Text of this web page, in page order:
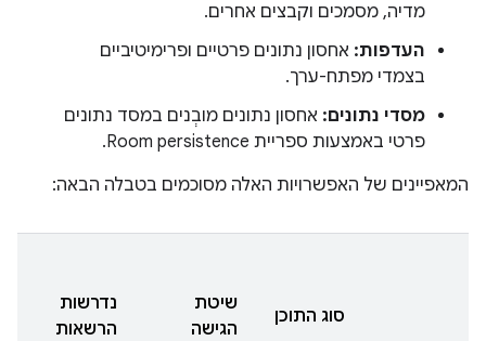
מדיה, מסמכים וקבצים אחרים.
העדפות: אחסון נתונים פרטיים ופרימיטיביים
בצמדי מפתח-ערך.
מסדי נתונים: אחסון נתונים מובְנים במסד נתונים
פרטי באמצעות ספריית Room persistence.
המאפיינים של האפשרויות האלה מסוכמים בטבלה הבאה:
סוג התוכן
שיטת
הגישה
נדרשות
הרשאות